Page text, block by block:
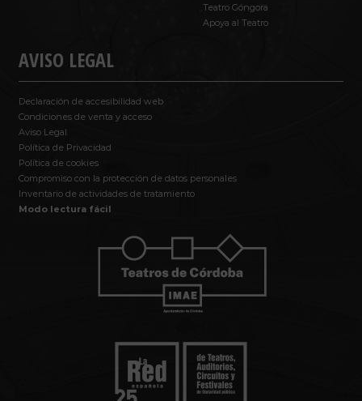
AVISO LEGAL
Declaración de accesibilidad web
Condiciones de venta y acceso
Aviso Legal
Política de Privacidad
Política de cookies
Compromiso con la protección de datos personales
Inventario de actividades de tratamiento
Modo lectura fácil
Teatro Góngora
Apoya al Teatro